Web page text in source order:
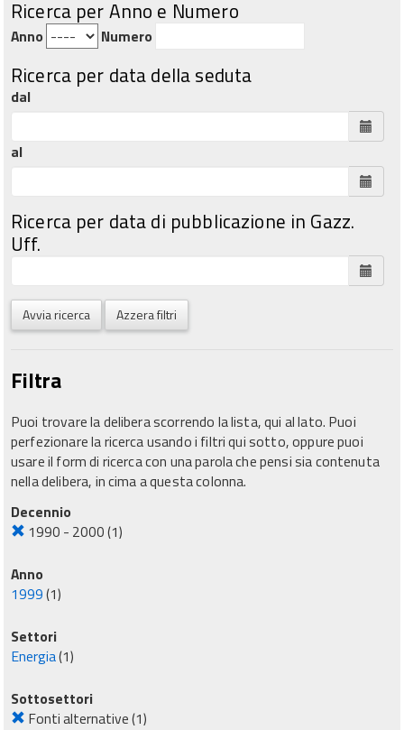
Ricerca per Anno e Numero
Anno Numero
Ricerca per data della seduta
dal
al
Ricerca per data di pubblicazione in Gazz.
Uff.
Avvia ricerca Azzera filtri
Filtra
Puoi trovare la delibera scorrendo la lista, qui al lato. Puoi
perfezionare la ricerca usando i filtri qui sotto, oppure puoi
usare il form di ricerca con una parola che pensi sia contenuta
nella delibera, in cima a questa colonna.
Decennio
1990 - 2000(1)
Anno
1999(1)
Settori
Energia(1)
Sottosettori
Fonti alternative(1)